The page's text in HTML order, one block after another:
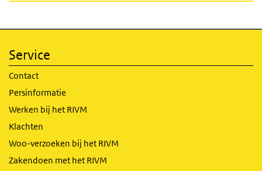
Service
Contact
Persinformatie
Werken bij het RIVM
Klachten
Woo-verzoeken bij het RIVM
Zakendoen met het RIVM